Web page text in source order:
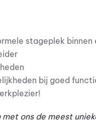
stageplek
bij goed
ons de meest